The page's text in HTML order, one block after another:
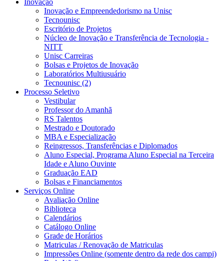
Inovação
Inovação e Empreendedorismo na Unisc
Tecnounisc
Escritório de Projetos
Núcleo de Inovação e Transferência de Tecnologia -
NITT
Unisc Carreiras
Bolsas e Projetos de Inovação
Laboratórios Multiusuário
Tecnounisc (2)
Processo Seletivo
Vestibular
Professor do Amanhã
RS Talentos
Mestrado e Doutorado
MBA e Especialização
Reingressos, Transferências e Diplomados
Aluno Especial, Programa Aluno Especial na Terceira
Idade e Aluno Ouvinte
Graduação EAD
Bolsas e Financiamentos
Serviços Online
Avaliação Online
Biblioteca
Calendários
Catálogo Online
Grade de Horários
Matriculas / Renovação de Matriculas
Impressões Online (somente dentro da rede dos campi)